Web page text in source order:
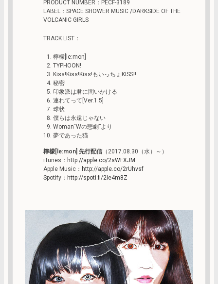
PRODUCT NUMBER：PECF-3189
LABEL：SPACE SHOWER MUSIC /DARKSIDE OF THE
VOLCANIC GIRLS
TRACK LIST：
檸檬[le:mon]
TYPHOON!
Kiss!Kiss!Kiss!もいっちょKISS!!
秘密
印象派は君に問いかける
連れてって[Ver.1.5]
球状
僕らは永遠じゃない
Woman“Wの悲劇”より
夢であった猫
檸檬[le:mon] 先行配信（2017.08.30（水）～）
iTunes： http://apple.co/2sWFXJM
Apple Music： http://apple.co/2rUhvsf
Spotify： http://spoti.fi/2le4m8Z